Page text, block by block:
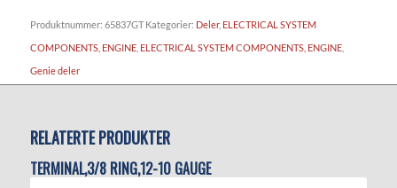
Produktnummer: 65837GT Kategorier: Deler, ELECTRICAL SYSTEM
COMPONENTS, ENGINE, ELECTRICAL SYSTEM COMPONENTS, ENGINE,
Genie deler
RELATERTE PRODUKTER
TERMINAL,3/8 RING,12-10 GAUGE